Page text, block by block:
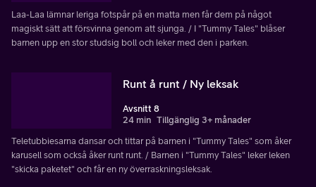
Laa-Laa lämnar leriga fotspår på en matta men får dem på något
magiskt sätt att försvinna genom att sjunga. / I "Tummy Tales" blåser
barnen upp en stor studsig boll och leker med den i parken.
Runt å runt / Ny leksak
Avsnitt 8
24 min Tillgänglig 3+ månader
Teletubbiesarna dansar och tittar på barnen i "Tummy Tales" som åker
karusell som också åker runt runt. / Barnen i "Tummy Tales" leker leken
"skicka paketet" och får en ny överraskningsleksak.